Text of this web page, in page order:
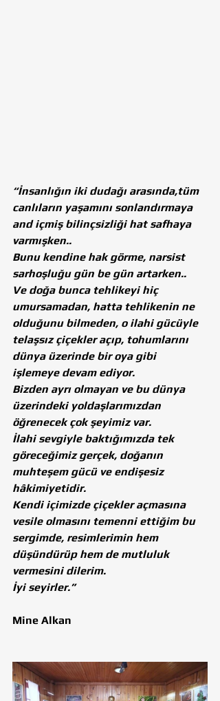
“İnsanlığın iki dudağı arasında,tüm
canlıların yaşamını sonlandırmaya
and içmiş bilinçsizliği hat safhaya
varmışken..
Bunu kendine hak görme, narsist
sarhoşluğu gün be gün artarken..
Ve doğa bunca tehlikeyi hiç
umursamadan, hatta tehlikenin ne
olduğunu bilmeden, o ilahi gücüyle
telaşsız çiçekler açıp, tohumlarını
dünya üzerinde bir oya gibi
işlemeye devam ediyor.
Bizden ayrı olmayan ve bu dünya
üzerindeki yoldaşlarımızdan
öğrenecek çok şeyimiz var.
İlahi sevgiyle baktığımızda tek
göreceğimiz gerçek, doğanın
muhteşem gücü ve endişesiz
hâkimiyetidir.
Kendi içimizde çiçekler açmasına
vesile olmasını temenni ettiğim bu
sergimde, resimlerimin hem
düşündürüp hem de mutluluk
vermesini dilerim.
İyi seyirler.”
Mine Alkan